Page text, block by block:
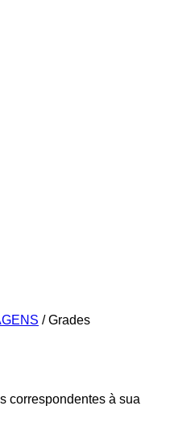
/ Grades
correspondentes à sua